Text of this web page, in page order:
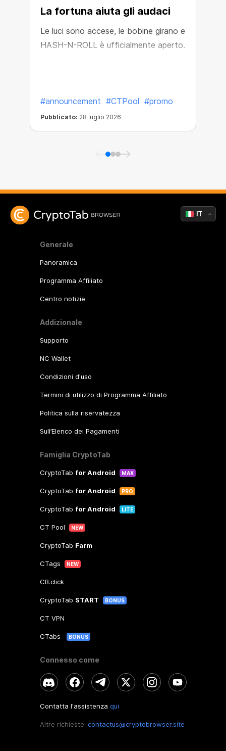
La fortuna aiuta gli audaci
Le luci sono accese, le bobine girano e
HASH-N-ROLL è ufficialmente aperto.
#announcement #CTPool #promo
Pubblicato: 28 luglio 2026
Generale
Panoramica
Programma Affiliato
Centro notizie
Addizionale
Supporto
NC Wallet
Condizioni d'uso
Termini di utilizzo di Programma Affiliato
Politica sulla riservatezza
Sull’Elenco dei Pagamenti
Famiglia CryptoTab
CryptoTab for Android MAX
CryptoTab for Android PRO
CryptoTab for Android LITE
CT Pool NEW
CryptoTab Farm
CTags NEW
CB.click
CryptoTab START BONUS
CT VPN
CTabs BONUS
Connesso come
Contatta l'assistenza qui
Altre richieste: contactus@cryptobrowser.site
IT